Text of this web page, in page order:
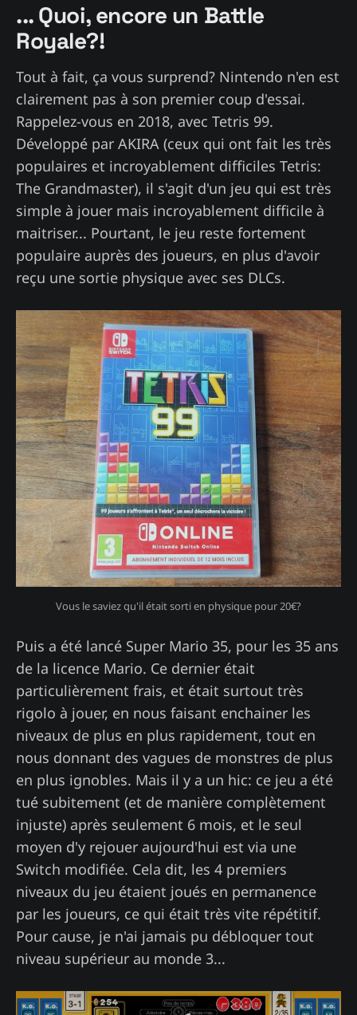
... Quoi, encore un Battle
Royale?!
Tout à fait, ça vous surprend? Nintendo n'en est
clairement pas à son premier coup d'essai.
Rappelez-vous en 2018, avec Tetris 99.
Développé par AKIRA (ceux qui ont fait les très
populaires et incroyablement difficiles Tetris:
The Grandmaster), il s'agit d'un jeu qui est très
simple à jouer mais incroyablement difficile à
maitriser... Pourtant, le jeu reste fortement
populaire auprès des joueurs, en plus d'avoir
reçu une sortie physique avec ses DLCs.
Vous le saviez qu'il était sorti en physique pour 20€?
Puis a été lancé Super Mario 35, pour les 35 ans
de la licence Mario. Ce dernier était
particulièrement frais, et était surtout très
rigolo à jouer, en nous faisant enchainer les
niveaux de plus en plus rapidement, tout en
nous donnant des vagues de monstres de plus
en plus ignobles. Mais il y a un hic: ce jeu a été
tué subitement (et de manière complètement
injuste) après seulement 6 mois, et le seul
moyen d'y rejouer aujourd'hui est via une
Switch modifiée. Cela dit, les 4 premiers
niveaux du jeu étaient joués en permanence
par les joueurs, ce qui était très vite répétitif.
Pour cause, je n'ai jamais pu débloquer tout
niveau supérieur au monde 3...